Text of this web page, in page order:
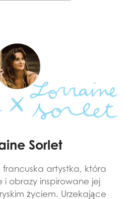
Sorlet
francuska artystka, która
i obrazy inspirowane jej
życiem. Urzekające